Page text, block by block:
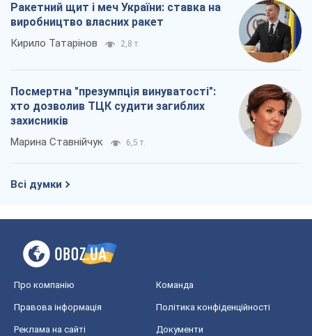
Ракетний щит і меч України: ставка на
виробництво власних ракет
Кирило Татарінов 2,8 т.
Посмертна "презумпція винуватості":
хто дозволив ТЦК судити загиблих
захисників
Марина Ставнійчук 6,5 т.
Всі думки
Про компанію Команда
Правова інформація Політика конфіденційності
Реклама на сайті Документи